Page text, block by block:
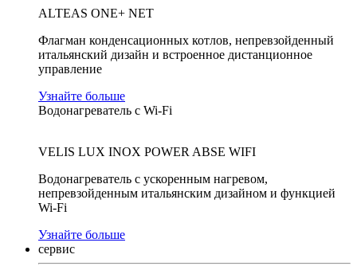
ALTEAS ONE+ NET
Флагман конденсационных котлов, непревзойденный
итальянский дизайн и встроенное дистанционное
управление
Узнайте больше
Водонагреватель с Wi-Fi
VELIS LUX INOX POWER ABSE WIFI
Водонагреватель с ускоренным нагревом,
непревзойденным итальянским дизайном и функцией
Wi-Fi
Узнайте больше
сервис